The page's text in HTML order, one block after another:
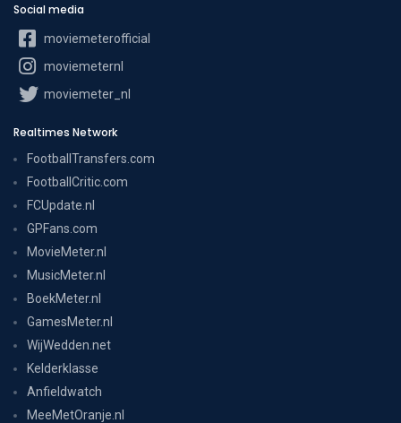
Social media
moviemeterofficial
moviemeternl
moviemeter_nl
Realtimes Network
FootballTransfers.com
FootballCritic.com
FCUpdate.nl
GPFans.com
MovieMeter.nl
MusicMeter.nl
BoekMeter.nl
GamesMeter.nl
WijWedden.net
Kelderklasse
Anfieldwatch
MeeMetOranje.nl